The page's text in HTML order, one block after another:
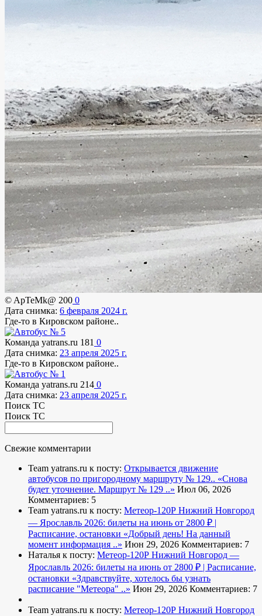
© ApTeMk@ 200 0
Дата снимка: 6 февраля 2024 г.
Где-то в Кировском районе..
Команда yatrans.ru 181 0
Дата снимка: 23 апреля 2025 г.
Где-то в Кировском районе..
Команда yatrans.ru 214 0
Дата снимка: 23 апреля 2025 г.
Поиск ТС
Поиск ТС
Свежие комментарии
Team yatrans.ru к посту: Открывается движение
автобусов по пригородному маршруту № 129.. «Снова
будет уточнение. Маршрут № 129 ..» Июл 06, 2026
Комментариев: 5
Team yatrans.ru к посту: Метеор-120Р Нижний Новгород
— Ярославль 2026: билеты на июнь от 2800 ₽ |
Расписание, остановки «Добрый день! На данный
момент информация ..» Июн 29, 2026 Комментариев: 7
Наталья к посту: Метеор-120Р Нижний Новгород —
Ярославль 2026: билеты на июнь от 2800 ₽ | Расписание,
остановки «Здравствуйте, хотелось бы узнать
расписание "Метеора" ..» Июн 29, 2026 Комментариев: 7
Team yatrans.ru к посту: Метеор-120Р Нижний Новгород